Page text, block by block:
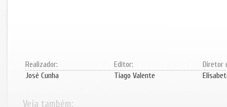
Realizador:
José Cunha
Editor:
Tiago Valente
Diretor
Veja também: